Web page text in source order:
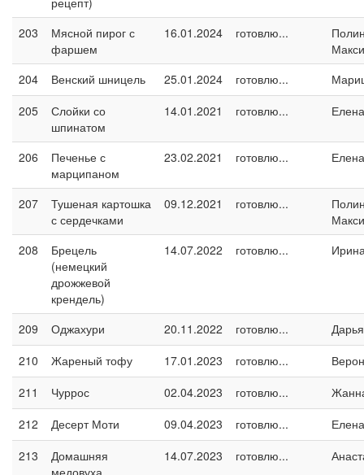
203
Мясной пирог с
фаршем
16.01.2024 готовлю...
204
Венский шницель 25.01.2024 готовлю...
205
Слойки со
шпинатом
14.01.2021 готовлю...
206
Печенье с
марципаном
23.02.2021 готовлю...
207
Тушеная картошка
с сердечками
09.12.2021 готовлю...
208
Брецель
(немецкий
дрожжевой
крендель)
14.07.2022 готовлю...
209 Оджахури 20.11.2022 готовлю...
Дарья
210
Жареный тофу 17.01.2023 готовлю...
211
Чуррос 02.04.2023 готовлю...
212
Десерт Моти 09.04.2023 готовлю...
213
Домашняя
14.07.2023 готовлю...